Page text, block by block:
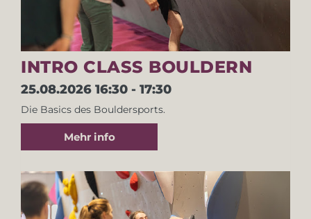
INTRO CLASS BOULDERN
25.08.2026 16:30 - 17:30
Die Basics des Bouldersports.
Mehr info